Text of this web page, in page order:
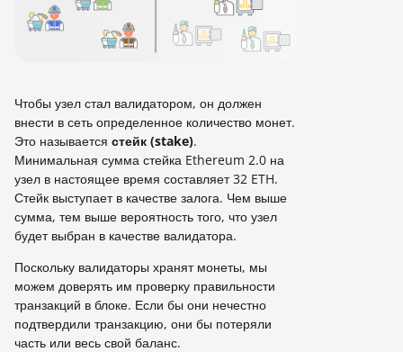
Чтобы узел стал валидатором, он должен
внести в сеть определенное количество монет.
Это называется стейк (stake).
Минимальная сумма стейка Ethereum 2.0 на
узел в настоящее время составляет 32 ETH.
Стейк выступает в качестве залога. Чем выше
сумма, тем выше вероятность того, что узел
будет выбран в качестве валидатора.
Поскольку валидаторы хранят монеты, мы
можем доверять им проверку правильности
транзакций в блоке. Если бы они нечестно
подтвердили транзакцию, они бы потеряли
часть или весь свой баланс.